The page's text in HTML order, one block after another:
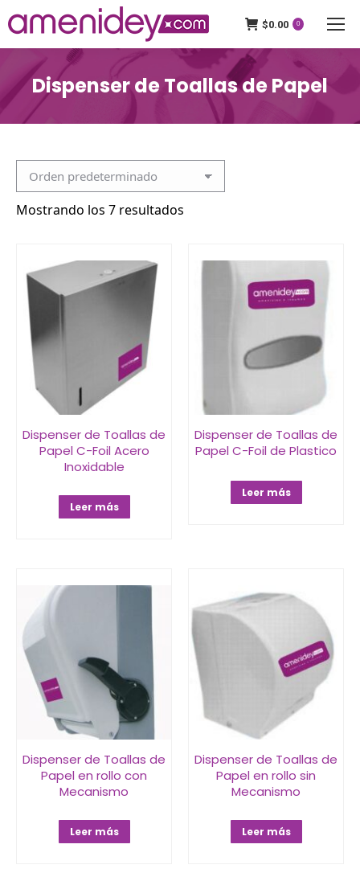
$0.00 0
Dispenser de Toallas de Papel
Mostrando los 7 resultados
Dispenser de Toallas de
Papel C-Foil Acero
Inoxidable
Leer más
Dispenser de Toallas de
Papel C-Foil de Plastico
Leer más
Dispenser de Toallas de
Papel en rollo con
Mecanismo
Leer más
Dispenser de Toallas de
Papel en rollo sin
Mecanismo
Leer más